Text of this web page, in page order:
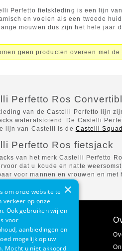
Perfetto fietskleding is een lijn
en voelen als een tweede
mouwen dus zijn het hele jaar
geen producten overeen met
Perfetto Ros
van de Castelli Perfetto lijn
waterafstotend. De Castelli
lijn van Castelli is de Castelli
Perfetto Ros fietsjack
van het merk Castelli Perfetto
dat u koude en natte
voor mannen en vrouwen en
& bezorgen
×
om onze website te
verkeer op onze
Ook gebruiken wij en
voor
aanbiedingen en
mogelijk op uw
Mocht u niet akkoord